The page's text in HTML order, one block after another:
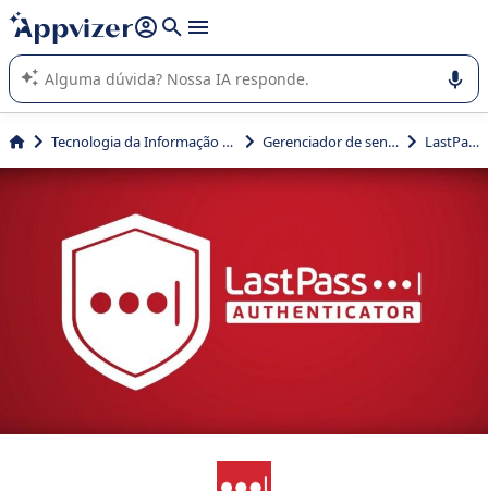
de nossa IA (várias linhas com
A IA do Appvizer o orienta no uso ou na seleção de software
SaaS para sua empresa.
Tecnologia da Informação (TI) Gerenciador de senha LastPass